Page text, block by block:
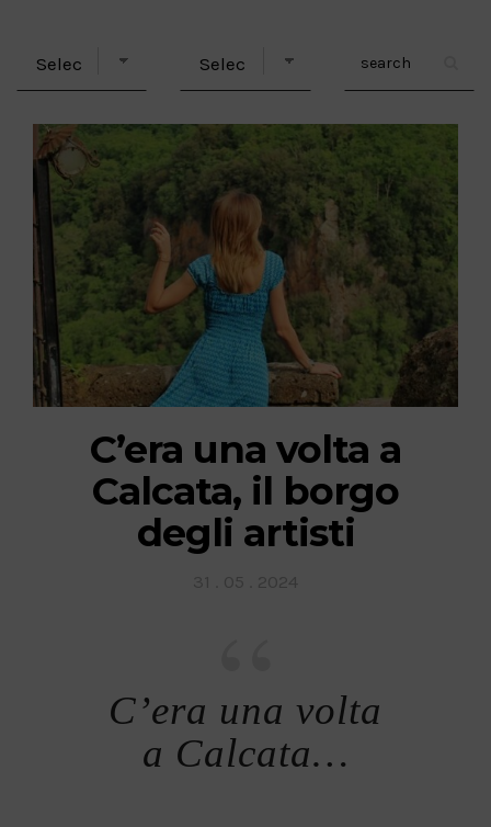
C’era una volta a
Calcata, il borgo
degli artisti
C’era una volta
a Calcata…